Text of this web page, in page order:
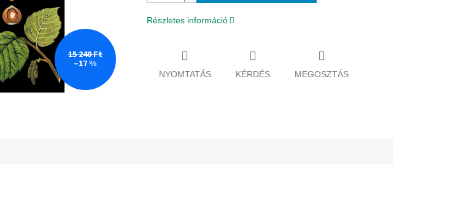
15 240 Ft
–17 %
Részletes információ
NYOMTATÁS KÉRDÉS MEGOSZTÁS